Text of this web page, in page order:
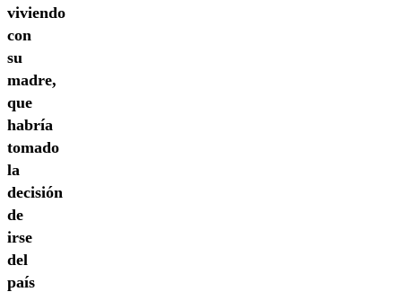
viviendo
con
su
madre,
que
habría
tomado
la
decisión
de
irse
del
país